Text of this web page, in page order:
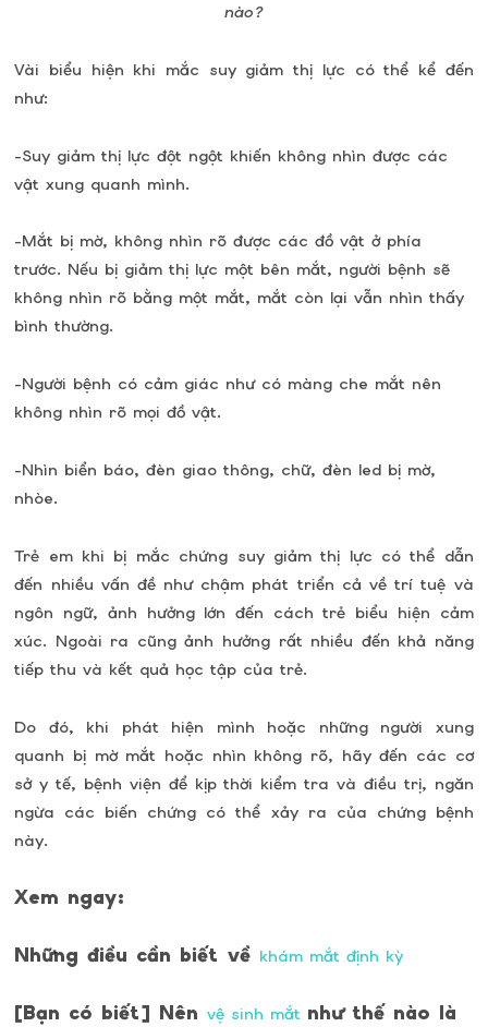
nào?
Vài biểu hiện khi mắc suy giảm thị lực có thể kể đến
như:
-Suy giảm thị lực đột ngột khiến không nhìn được các
vật xung quanh mình.
-Mắt bị mờ, không nhìn rõ được các đồ vật ở phía
trước. Nếu bị giảm thị lực một bên mắt, người bệnh sẽ
không nhìn rõ bằng một mắt, mắt còn lại vẫn nhìn thấy
bình thường.
-Người bệnh có cảm giác như có màng che mắt nên
không nhìn rõ mọi đồ vật.
-Nhìn biển báo, đèn giao thông, chữ, đèn led bị mờ,
nhòe.
Trẻ em khi bị mắc chứng suy giảm thị lực có thể dẫn
đến nhiều vấn đề như chậm phát triển cả về trí tuệ và
ngôn ngữ, ảnh hưởng lớn đến cách trẻ biểu hiện cảm
xúc. Ngoài ra cũng ảnh hưởng rất nhiều đến khả năng
tiếp thu và kết quả học tập của trẻ.
Do đó, khi phát hiện mình hoặc những người xung
quanh bị mờ mắt hoặc nhìn không rõ, hãy đến các cơ
sở y tế, bệnh viện để kịp thời kiểm tra và điều trị, ngăn
ngừa các biến chứng có thể xảy ra của chứng bệnh
này.
Xem ngay:
Những điều cần biết về khám mắt định kỳ
[Bạn có biết] Nênvệ sinh mắt như thế nào là